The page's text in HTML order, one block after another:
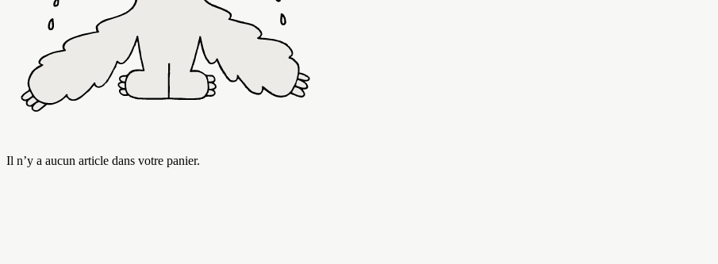
Il n’y a aucun article dans votre panier.